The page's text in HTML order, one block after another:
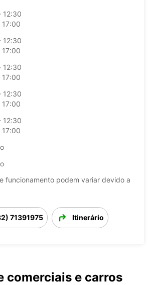
12:30
12:30
12:30
12:30
12:30
funcionamento podem variar devido a
71391975 Itinerário
comerciais e carros